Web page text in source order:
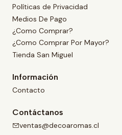
Políticas de Privacidad
Medios De Pago
¿Como Comprar?
¿Como Comprar Por Mayor?
Tienda San Miguel
Información
Contacto
Contáctanos
ventas@decoaromas.cl